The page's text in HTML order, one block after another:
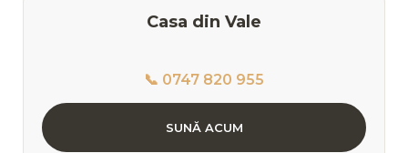
Casa din Vale
📞 0747 820 955
SUNĂ ACUM